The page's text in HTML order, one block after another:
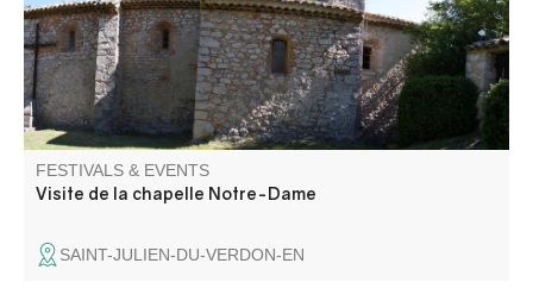
FESTIVALS & EVENTS
Visite de la chapelle Notre-Dame
SAINT-JULIEN-DU-VERDON-EN